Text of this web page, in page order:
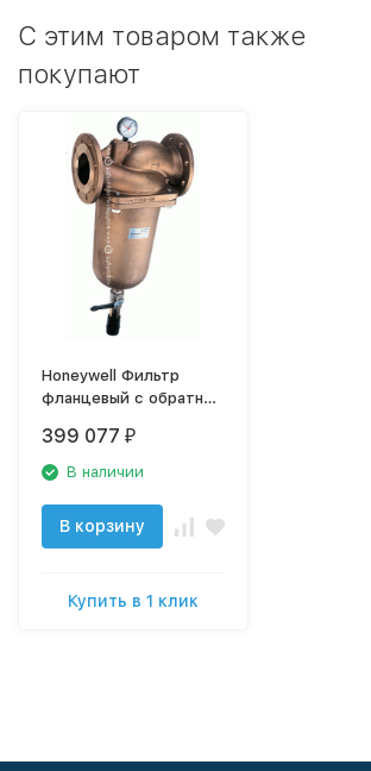
C этим товаром также
покупают
Honeywell Фильтр
фланцевый с обратной
сетка 20 мкм, арт.
F76S-100FB
399 077 ₽
В наличии
В корзину
Купить в 1 клик